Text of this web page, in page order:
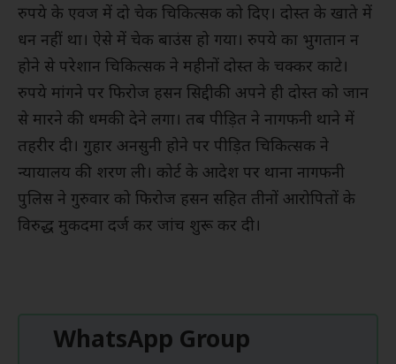
रुपये के एवज में दो चेक चिकित्सक को दिए। दोस्त के खाते में
धन नहीं था। ऐसे में चेक बाउंस हो गया। रुपये का भुगतान न
होने से परेशान चिकित्सक ने महीनों दोस्त के चक्कर काटे।
रुपये मांगने पर फिरोज हसन सिद्दीकी अपने ही दोस्त को जान
से मारने की धमकी देने लगा। तब पीड़ित ने नागफनी थाने में
तहरीर दी। गुहार अनसुनी होने पर पीड़ित चिकित्सक ने
न्यायालय की शरण ली। कोर्ट के आदेश पर थाना नागफनी
पुलिस ने गुरुवार को फिरोज हसन सहित तीनों आरोपितों के
विरुद्ध मुकदमा दर्ज कर जांच शुरू कर दी।
WhatsApp Group